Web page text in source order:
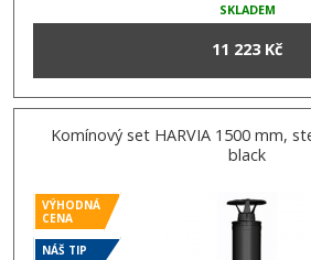
SKLADEM
11 223 Kč
Komínový set HARVIA 1500 mm,
black
VÝHODNÁ
CENA
NÁŠ TIP